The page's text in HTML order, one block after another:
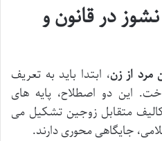
در قانون و
مرد از زن، ابتدا باید به تعریف
این دو اصطلاح، پایه های
متقابل زوجین تشکیل می
جایگاهی محوری دارند.